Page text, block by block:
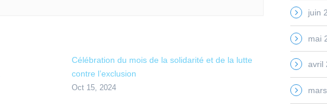
Célébration du mois de la solidarité et de la lutte
contre l’exclusion
Oct 15, 2024
juin
mai
avril